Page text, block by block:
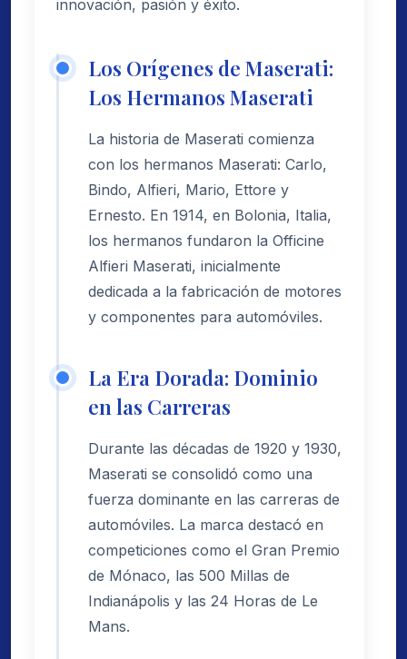
innovación, pasión y éxito.
Los Orígenes de Maserati:
Los Hermanos Maserati
La historia de Maserati comienza
con los hermanos Maserati: Carlo,
Bindo, Alfieri, Mario, Ettore y
Ernesto. En 1914, en Bolonia, Italia,
los hermanos fundaron la Officine
Alfieri Maserati, inicialmente
dedicada a la fabricación de motores
y componentes para automóviles.
La Era Dorada: Dominio
en las Carreras
Durante las décadas de 1920 y 1930,
Maserati se consolidó como una
fuerza dominante en las carreras de
automóviles. La marca destacó en
competiciones como el Gran Premio
de Mónaco, las 500 Millas de
Indianápolis y las 24 Horas de Le
Mans.